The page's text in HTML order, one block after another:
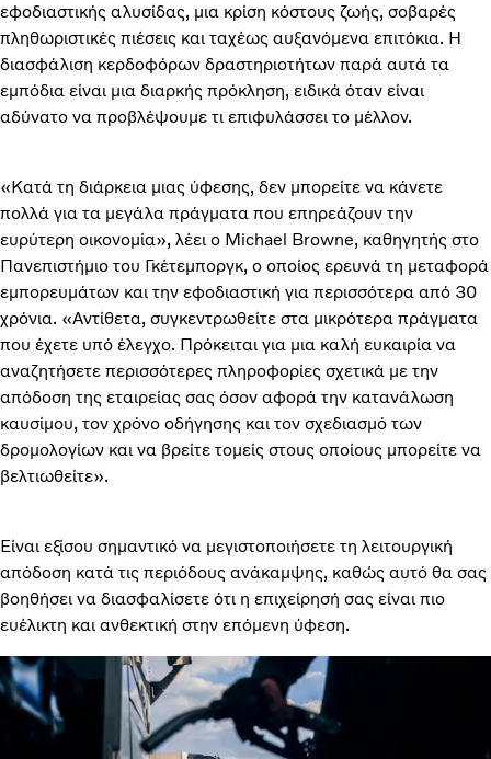
εφοδιαστικής αλυσίδας, μια κρίση κόστους ζωής, σοβαρές
πληθωριστικές πιέσεις και ταχέως αυξανόμενα επιτόκια. Η
διασφάλιση κερδοφόρων δραστηριοτήτων παρά αυτά τα
εμπόδια είναι μια διαρκής πρόκληση, ειδικά όταν είναι
αδύνατο να προβλέψουμε τι επιφυλάσσει το μέλλον.
«Κατά τη διάρκεια μιας ύφεσης, δεν μπορείτε να κάνετε
πολλά για τα μεγάλα πράγματα που επηρεάζουν την
ευρύτερη οικονομία», λέει ο Michael Browne, καθηγητής στο
Πανεπιστήμιο του Γκέτεμποργκ, ο οποίος ερευνά τη μεταφορά
εμπορευμάτων και την εφοδιαστική για περισσότερα από 30
χρόνια. «Αντίθετα, συγκεντρωθείτε στα μικρότερα πράγματα
που έχετε υπό έλεγχο. Πρόκειται για μια καλή ευκαιρία να
αναζητήσετε περισσότερες πληροφορίες σχετικά με την
απόδοση της εταιρείας σας όσον αφορά την κατανάλωση
καυσίμου, τον χρόνο οδήγησης και τον σχεδιασμό των
δρομολογίων και να βρείτε τομείς στους οποίους μπορείτε να
βελτιωθείτε».
Είναι εξίσου σημαντικό να μεγιστοποιήσετε τη λειτουργική
απόδοση κατά τις περιόδους ανάκαμψης, καθώς αυτό θα σας
βοηθήσει να διασφαλίσετε ότι η επιχείρησή σας είναι πιο
ευέλικτη και ανθεκτική στην επόμενη ύφεση.